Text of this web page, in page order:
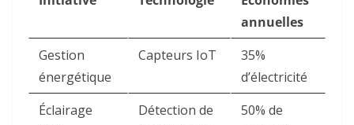
annuelles
Gestion
énergétique
Capteurs IoT
35%
d’électricité
Éclairage
Détection de
50% de